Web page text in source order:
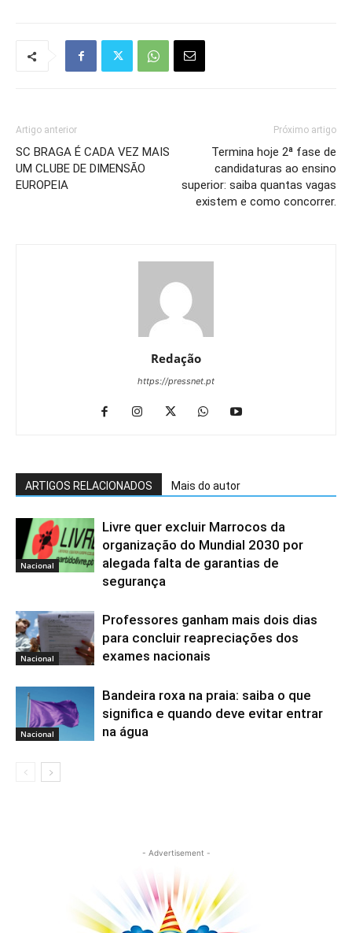
Artigo anterior
SC BRAGA É CADA VEZ MAIS
UM CLUBE DE DIMENSÃO
EUROPEIA
Próximo artigo
Termina hoje 2ª fase de
candidaturas ao ensino
superior: saiba quantas vagas
existem e como concorrer.
Redação
https://pressnet.pt
ARTIGOS RELACIONADOS Mais do autor
Nacional
Livre quer excluir Marrocos da
organização do Mundial 2030 por
alegada falta de garantias de
segurança
Nacional
Professores ganham mais dois dias
para concluir reapreciações dos
exames nacionais
Nacional
Bandeira roxa na praia: saiba o que
significa e quando deve evitar entrar
na água
- Advertisement -